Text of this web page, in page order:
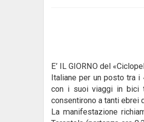
E’ IL GIORNO del
Italiane per un posto tra i
con i suoi viaggi in bici
consentirono a tanti ebrei
La manifestazione